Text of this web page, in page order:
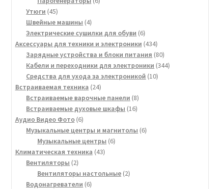
Утюги 4545
товаров
Швейные машины 44
товара
Электрические сушилки для обуви 66
товаров
Аксессуары для техники и электроники 434434
товара
Зарядные устройства и блоки питания 8080
товаров
Кабели и переходники для электроники 344344
Средства для ухода за электроникой 1010
Встраиваемая техника 2424
товара
Встраиваемые варочные панели 88
товаров
Встраиваемые духовые шкафы 1616
Аудио Видео Фото 66
товаров
Музыкальные центры и магнитолы 66
Музыкальные центры 66
Климатическая техника 4343
Вентиляторы 22
товара
Вентиляторы настольные 22
Водонагреватели 66